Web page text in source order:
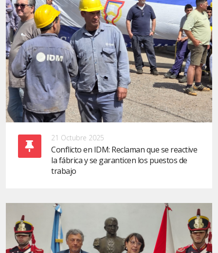
21 Octubre 2025
Conflicto en IDM: Reclaman que se reactive
la fábrica y se garanticen los puestos de
trabajo